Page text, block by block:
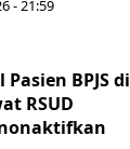
- 21:59
BPJS di
RSUD